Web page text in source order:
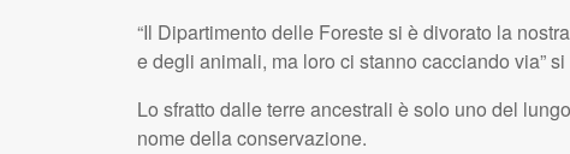
“Il Dipartimento delle Foreste si è divorato la
e degli animali, ma loro ci stanno cacciando via”
Lo sfratto dalle terre ancestrali è solo uno del
nome della conservazione.